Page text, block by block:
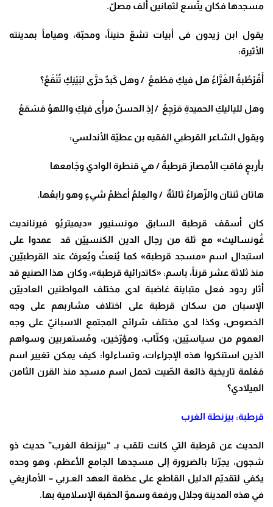
مسجدها فكان يتّسع لثمانين ألف مصلّ.
يقول ابن زيدون فى أبيات تشعّ حنيناً، ومحبّة، وهياماً بمدينته
الأثيرة:
أَقُرْطُبةُ الغَرَّاءُ هل فيكِ مَطْمعُ /وهل كَبدٌ حرَّى لبَيْنِكِ تُنْقَعُ؟
وهل للياليكِ الحميدةِ مَرْجِعُ /إذِ الحسنُ مرأًى فيكِ واللهوُ مَسْمَعُ
ويقول الشاعر القرطبي الفقيه بن عطيّة الأندلسي:
بأربعٍ فاقتِ الأمصارَ قرطبةٌ/هي قنطرة الوادي وجَامعها
هاتان ثنتان والزّهراءُ ثالثةٌ /والعِلمُ أعظمُ شيءٍ وهو رابعُها.
كان أسقف قرطبة السابق مونسنيور «ديميتريُو فيرنانديث
غُونساليث» مع ثلة من رجال الدين الكنسييّن قد عمدوا على
استبدال اسم «مسجد قرطبة» كما يُنعتُ ويُعرفُ عند القرطبيّين
منذ ثلاثة عشر قرناً، باسم: «كاتدرائية قرطبة»، وكان هذا الصنيع قد
أثار ردود فعل متباينة غاضبة لدى مختلف المواطنين العادييّن
الإسبان من سكان قرطبة على اختلاف مشاربهم على وجه
الخصوص، وكذا لدى مختلف شرائح المجتمع الاسبانيّ على وجه
العموم من سياسيّين، وكتّاب، ومؤرّخين، ومُستعربين وسواهم
الذين استنكروا هذه الإجراءات، وتساءلوا: كيف يمكن تغيير اسم
مَعْلمة تاريخية ذائعة الصّيت تحمل اسم مسجد منذ القرن الثامن
الميلادي؟
قرطبة: بيزنطة الغرب
الحديث عن قرطبة التي كانت تلقب بـ “بيزنطة الغرب” حديث ذو
شجون، يجرّنا بالضرورة إلى مسجدها الجامع الأعظم، وهو وحده
يكفي لتقديّم الدليل القاطع على عظمة العهد العـربي – الأمازيغي
في هذه المدينة وجلال ورفعة وسموّ الحقبة الإسلامية بها.